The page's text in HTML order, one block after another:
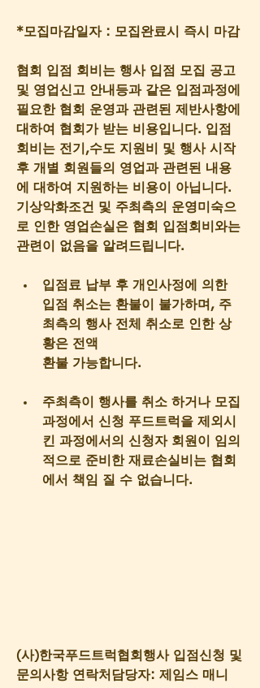
*모집마감일자 : 모집완료시 즉시 마감
협회 입점 회비는 행사 입점 모집 공고
및 영업신고 안내등과 같은 입점과정에
필요한 협회 운영과 관련된 제반사항에
대하여 협회가 받는 비용입니다. 입점
회비는 전기,수도 지원비 및 행사 시작
후 개별 회원들의 영업과 관련된 내용
에 대하여 지원하는 비용이 아닙니다.
기상악화조건 및 주최측의 운영미숙으
로 인한 영업손실은 협회 입점회비와는
관련이 없음을 알려드립니다.
입점료 납부 후 개인사정에 의한
입점 취소는 환불이 불가하며, 주
최측의 행사 전체 취소로 인한 상
황은 전액
환불 가능합니다.
주최측이 행사를 취소 하거나 모집
과정에서 신청 푸드트럭을 제외시
킨 과정에서의 신청자 회원이 임의
적으로 준비한 재료손실비는 협회
에서 책임 질 수 없습니다.
(사)한국푸드트럭협회행사 입점신청 및
문의사항 연락처담당자: 제임스 매니